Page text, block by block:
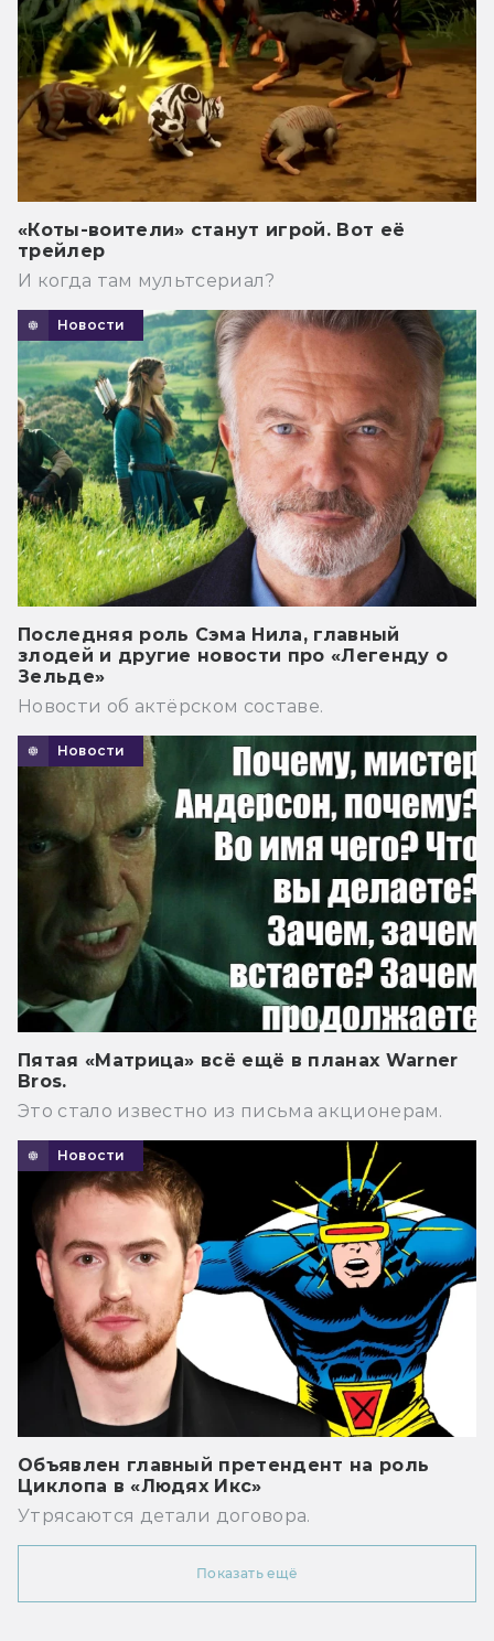
«Коты-воители» станут игрой. Вот её
трейлер
И когда там мультсериал?
Новости
Последняя роль Сэма Нила, главный
злодей и другие новости про «Легенду о
Зельде»
Новости об актёрском составе.
Новости
Пятая «Матрица» всё ещё в планах Warner
Bros.
Это стало известно из письма акционерам.
Новости
Объявлен главный претендент на роль
Циклопа в «Людях Икс»
Утрясаются детали договора.
Показать ещё